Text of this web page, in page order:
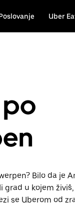
Uber
Bilo da je
u kojem
se Uberom od